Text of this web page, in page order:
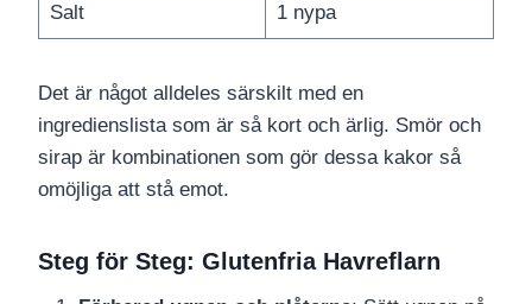
Salt 1 nypa
Det är något alldeles särskilt med en
ingredienslista som är så kort och ärlig. Smör och
sirap är kombinationen som gör dessa kakor så
omöjliga att stå emot.
Steg för Steg: Glutenfria Havreflarn